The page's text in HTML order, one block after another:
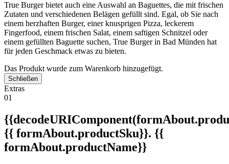
True Burger bietet auch eine Auswahl an Baguettes, die mit frischen
Zutaten und verschiedenen Belägen gefüllt sind. Egal, ob Sie nach
einem herzhaften Burger, einer knusprigen Pizza, leckerem
Fingerfood, einem frischen Salat, einem saftigen Schnitzel oder
einem gefüllten Baguette suchen, True Burger in Bad Münden hat
für jeden Geschmack etwas zu bieten.
Das Produkt wurde zum Warenkorb hinzugefügt.
Schließen
Extras
01
{{ formAbout.productSku}}. {{
formAbout.productName}}